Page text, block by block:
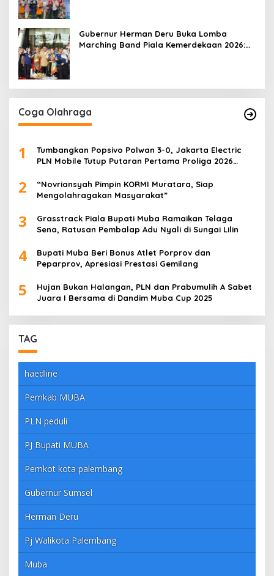
Gubernur Herman Deru Buka Lomba
Marching Band Piala Kemerdekaan 2026:
Coga Olahraga
1
Tumbangkan Popsivo Polwan 3-0, Jakarta Electric
PLN Mobile Tutup Putaran Pertama Proliga 2026
2
“Novriansyah Pimpin KORMI Muratara, Siap
Mengolahragakan Masyarakat”
3
Grasstrack Piala Bupati Muba Ramaikan Telaga
Sena, Ratusan Pembalap Adu Nyali di Sungai Lilin
4
Bupati Muba Beri Bonus Atlet Porprov dan
Peparprov, Apresiasi Prestasi Gemilang
5
Hujan Bukan Halangan, PLN dan Prabumulih A Sabet
Juara I Bersama di Dandim Muba Cup 2025
TAG
haedline
Pemkab MUBA
PLN peduli
PJ Bupati MUBA
Pemkot kota palembang
Gubernur Sumsel
Herman Deru
Pj Walikota Palembang
Muba